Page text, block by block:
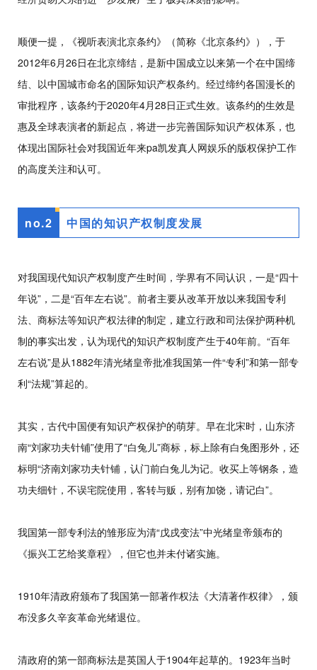
顺便一提，《视听表演北京条约》（简称《北京条约》），于
2012年6月26日在北京缔结，是新中国成立以来第一个在中国缔
结、以中国城市命名的国际知识产权条约。经过缔约各国漫长的
审批程序，该条约于2020年4月28日正式生效。该条约的生效是
惠及全球表演者的新起点，将进一步完善国际知识产权体系，也
体现出国际社会对我国近年来pa凯发真人网娱乐的版权保护工作
的高度关注和认可。
no.2 中国的知识产权制度发展
对我国现代知识产权制度产生时间，学界有不同认识，一是“四十
年说”，二是“百年左右说”。前者主要从改革开放以来我国专利
法、商标法等知识产权法律的制定，建立行政和司法保护两种机
制的事实出发，认为现代的知识产权制度产生于40年前。“百年
左右说”是从1882年清光绪皇帝批准我国第一件“专利”和第一部专
利“法规”算起的。
其实，古代中国便有知识产权保护的萌芽。早在北宋时，山东济
南“刘家功夫针铺”使用了“白兔儿”商标，标上除有白兔图形外，还
标明“济南刘家功夫针铺，认门前白兔儿为记。收买上等钢条，造
功夫细针，不误宅院使用，客转与贩，别有加饶，请记白”。
我国第一部专利法的雏形应为清“戊戌变法”中光绪皇帝颁布的
《振兴工艺给奖章程》，但它也并未付诸实施。
1910年清政府颁布了我国第一部著作权法《大清著作权律》，颁
布没多久辛亥革命光绪退位。
清政府的第一部商标法是英国人于1904年起草的。1923年当时